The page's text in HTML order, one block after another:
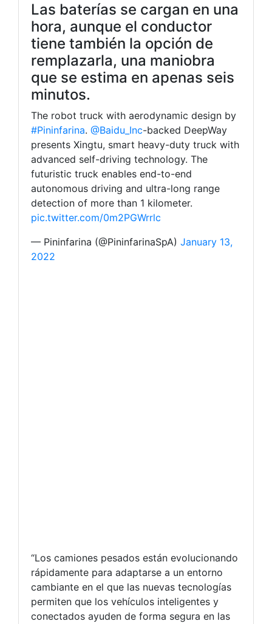
Las baterías se cargan en una
hora, aunque el conductor
tiene también la opción de
remplazarla, una maniobra
que se estima en apenas seis
minutos.
The robot truck with aerodynamic design by
#Pininfarina. @Baidu_Inc-backed DeepWay
presents Xingtu, smart heavy-duty truck with
advanced self-driving technology. The
futuristic truck enables end-to-end
autonomous driving and ultra-long range
detection of more than 1 kilometer.
pic.twitter.com/0m2PGWrrlc
— Pininfarina (@PininfarinaSpA) January 13,
2022
“Los camiones pesados están evolucionando
rápidamente para adaptarse a un entorno
cambiante en el que las nuevas tecnologías
permiten que los vehículos inteligentes y
conectados ayuden de forma segura en las